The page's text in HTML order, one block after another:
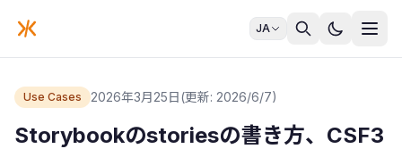
JA
Use Cases 2026年3月25日(更新: 2026/6/7)
Storybookのstoriesの書き方、CSF3